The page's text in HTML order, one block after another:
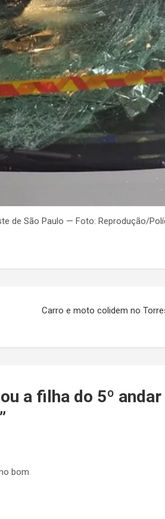
de São Paulo — Foto: Reprodução/
Carro e moto colidem no
a filha do 5º
”
bom